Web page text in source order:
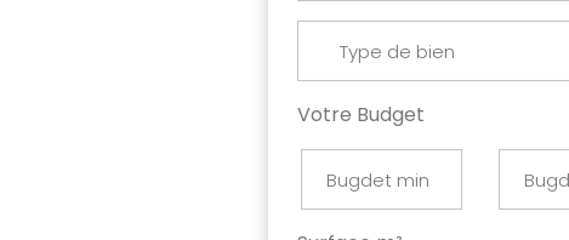
Type de bien
Votre Budget